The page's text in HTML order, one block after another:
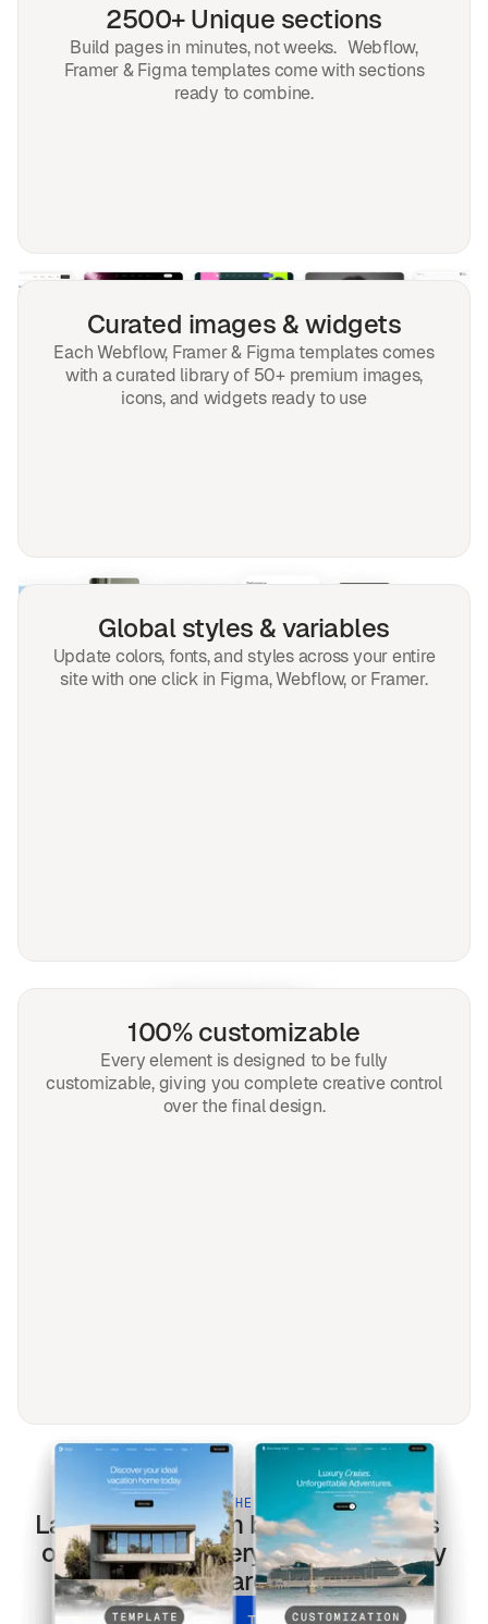
2500+ Unique sections
Build pages in minutes, not weeks. Webflow,
Framer & Figma templates come with sections
ready to combine.
Curated images & widgets
Each Webflow, Framer & Figma templates comes
with a curated library of 50+ premium images,
icons, and widgets ready to use
Global styles & variables
Update colors, fonts, and styles across your entire
site with one click in Figma, Webflow, or Framer.
100% customizable
Every element is designed to be fully
customizable, giving you complete creative control
over the final design.
BUILT FOR THE MODERN WEB
Lançamento e em brevetemplates
optimized for every screen & every
search.